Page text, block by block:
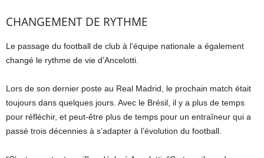
CHANGEMENT DE RYTHME
Le passage du football de club à l’équipe nationale a également
changé le rythme de vie d’Ancelotti.
Lors de son dernier poste au Real Madrid, le prochain match était
toujours dans quelques jours. Avec le Brésil, il y a plus de temps
pour réfléchir, et peut-être plus de temps pour un entraîneur qui a
passé trois décennies à s’adapter à l’évolution du football.